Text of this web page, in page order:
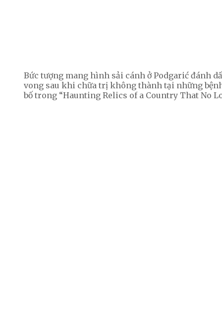
Bức tượng mang hình sải cánh ở Podgarić đánh
vong sau khi chữa trị không thành tại những
bố trong “Haunting Relics of a Country That No